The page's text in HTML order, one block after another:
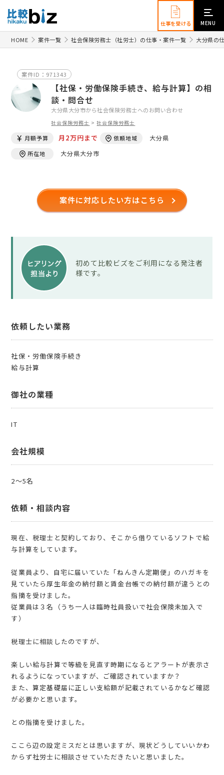
仕事を受ける MENU
HOME 案件一覧 社会保険労務士（社労士）の仕事・案件一覧 大分県の
案件ID：971343
【社保・労働保険手続き、給与計算】の相
談・問合せ
大分県大分市から社会保険労務士へのお問い合わせ
社会保険労務士 >社会保険労務士
月額予算 月2万円まで 依頼地域 大分県
所在地 大分県大分市
案件に対応したい方はこちら
初めて比較ビズをご利用になる発注者
様です。
依頼したい業務
社保・労働保険手続き
給与計算
御社の業種
IT
会社規模
2〜5名
依頼・相談内容
現在、税理士と契約しており、そこから借りているソフトで給
与計算をしています。
従業員より、自宅に届いていた「ねんきん定期便」のハガキを
見ていたら厚生年金の納付額と賃金台帳での納付額が違うとの
指摘を受けました。
従業員は３名（うち一人は臨時社員扱いで社会保険未加入で
す）
税理士に相談したのですが、
楽しい給与計算で等級を見直す時期になるとアラートが表示さ
れるようになっていますが、ご確認されていますか？
また、算定基礎届に正しい支給額が記載されているかなど確認
が必要かと思います。
との指摘を受けました。
ここら辺の設定ミスだとは思いますが、現状どうしていいかわ
からず社労士に相談させていただきたいと思いました。